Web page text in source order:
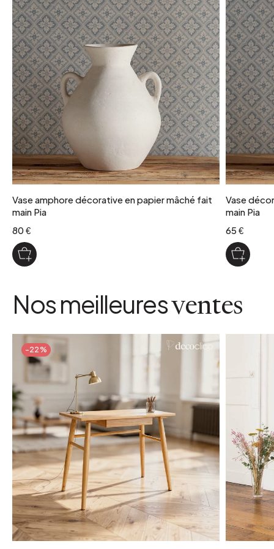
Vase amphore décorative en papier mâché fait
main Pia
80 €
Vase
main Pia
65 €
Nos meilleuresventes
-22%